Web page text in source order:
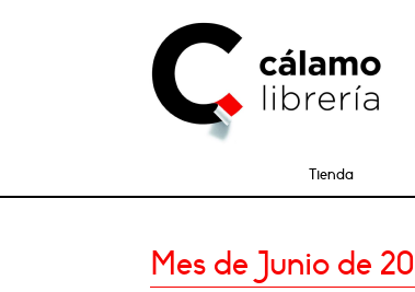
Tienda
Mes de Junio de